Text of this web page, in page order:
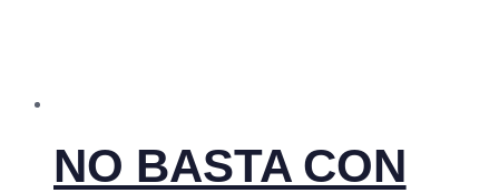
NO BASTA CON